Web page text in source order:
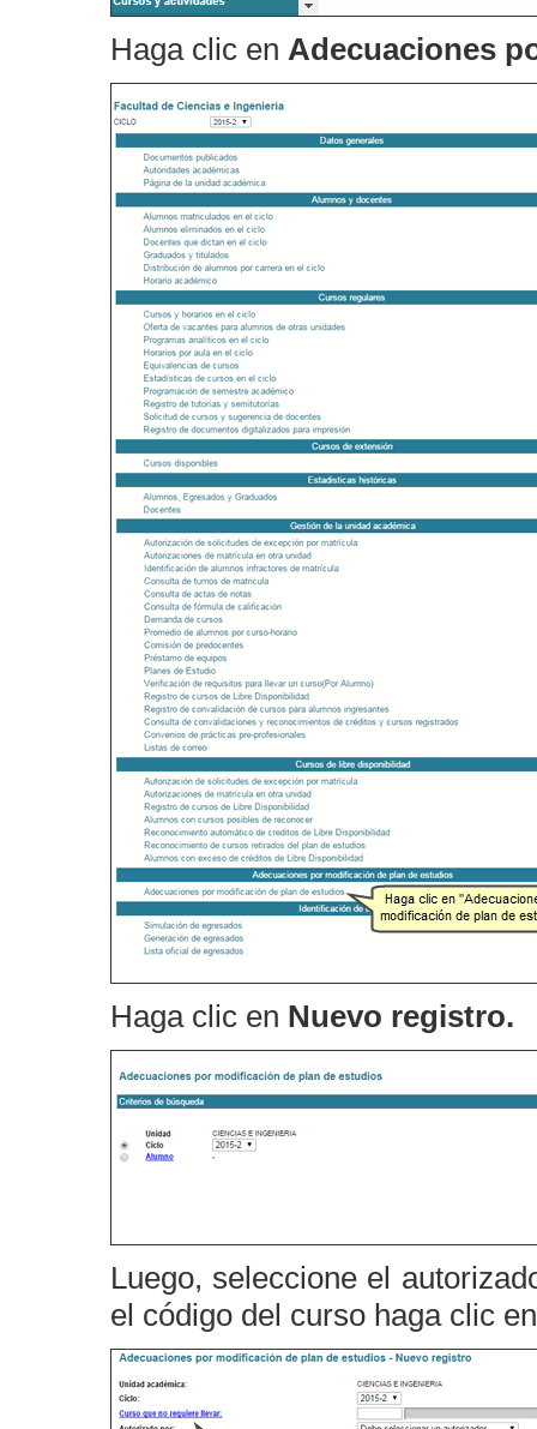
Haga clic en Adecuaciones
Haga clic en Nuevo registro.
Luego, seleccione el
el código del curso haga clic